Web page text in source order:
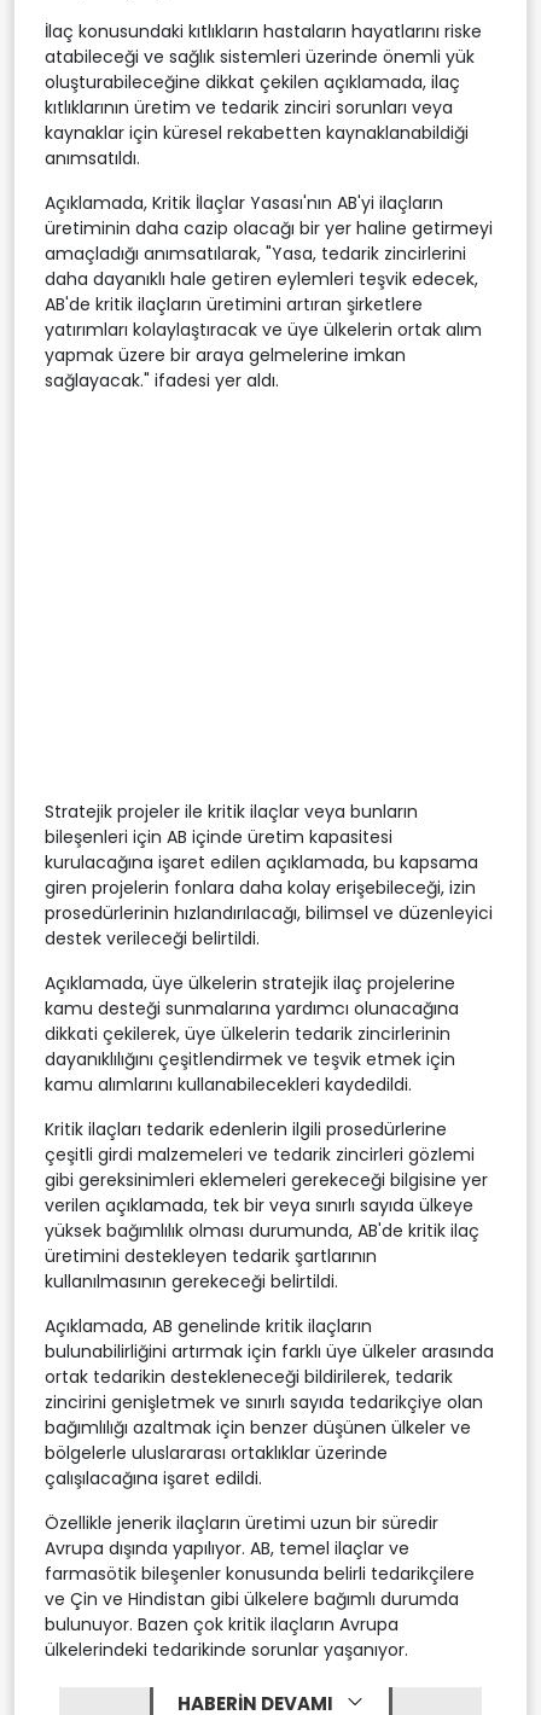
İlaç konusundaki kıtlıkların hastaların hayatlarını riske
atabileceği ve sağlık sistemleri üzerinde önemli yük
oluşturabileceğine dikkat çekilen açıklamada, ilaç
kıtlıklarının üretim ve tedarik zinciri sorunları veya
kaynaklar için küresel rekabetten kaynaklanabildiği
anımsatıldı.
Açıklamada, Kritik İlaçlar Yasası'nın AB'yi ilaçların
üretiminin daha cazip olacağı bir yer haline getirmeyi
amaçladığı anımsatılarak, "Yasa, tedarik zincirlerini
daha dayanıklı hale getiren eylemleri teşvik edecek,
AB'de kritik ilaçların üretimini artıran şirketlere
yatırımları kolaylaştıracak ve üye ülkelerin ortak alım
yapmak üzere bir araya gelmelerine imkan
sağlayacak." ifadesi yer aldı.
Stratejik projeler ile kritik ilaçlar veya bunların
bileşenleri için AB içinde üretim kapasitesi
kurulacağına işaret edilen açıklamada, bu kapsama
giren projelerin fonlara daha kolay erişebileceği, izin
prosedürlerinin hızlandırılacağı, bilimsel ve düzenleyici
destek verileceği belirtildi.
Açıklamada, üye ülkelerin stratejik ilaç projelerine
kamu desteği sunmalarına yardımcı olunacağına
dikkati çekilerek, üye ülkelerin tedarik zincirlerinin
dayanıklılığını çeşitlendirmek ve teşvik etmek için
kamu alımlarını kullanabilecekleri kaydedildi.
Kritik ilaçları tedarik edenlerin ilgili prosedürlerine
çeşitli girdi malzemeleri ve tedarik zincirleri gözlemi
gibi gereksinimleri eklemeleri gerekeceği bilgisine yer
verilen açıklamada, tek bir veya sınırlı sayıda ülkeye
yüksek bağımlılık olması durumunda, AB'de kritik ilaç
üretimini destekleyen tedarik şartlarının
kullanılmasının gerekeceği belirtildi.
Açıklamada, AB genelinde kritik ilaçların
bulunabilirliğini artırmak için farklı üye ülkeler arasında
ortak tedarikin destekleneceği bildirilerek, tedarik
zincirini genişletmek ve sınırlı sayıda tedarikçiye olan
bağımlılığı azaltmak için benzer düşünen ülkeler ve
bölgelerle uluslararası ortaklıklar üzerinde
çalışılacağına işaret edildi.
Özellikle jenerik ilaçların üretimi uzun bir süredir
Avrupa dışında yapılıyor. AB, temel ilaçlar ve
farmasötik bileşenler konusunda belirli tedarikçilere
ve Çin ve Hindistan gibi ülkelere bağımlı durumda
bulunuyor. Bazen çok kritik ilaçların Avrupa
ülkelerindeki tedarikinde sorunlar yaşanıyor.
HABERİN DEVAMI